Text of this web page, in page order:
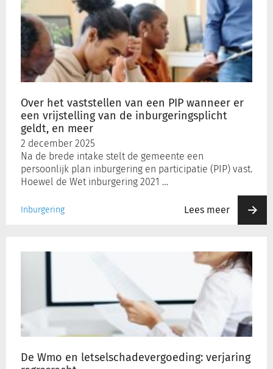
Over het vaststellen van een PIP wanneer er
een vrijstelling van de inburgeringsplicht
geldt, en meer
2 december 2025
Na de brede intake stelt de gemeente een
persoonlijk plan inburgering en participatie (PIP) vast.
Hoewel de Wet inburgering 2021 …
Inburgering Lees meer
vaststellen
van
een
wanneer
een
vrijstelling
van
inburgeringsplicht
geldt,
meer
De Wmo en letselschadevergoeding: verjaring
letselschadevergoeding:
regresrecht